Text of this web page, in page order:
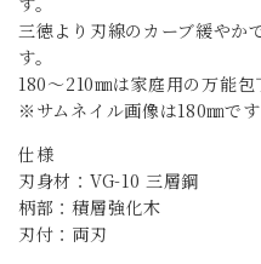
三徳より刃線のカーブ緩やか
す。
180～210㎜は家庭用の万能包
※サムネイル画像は180㎜です
仕様
刃身材：VG-10 三層鋼
柄部：積層強化木
刃付：両刃